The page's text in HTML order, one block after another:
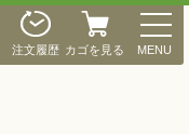
注文履歴 カゴを見る
M
E
N
MENU